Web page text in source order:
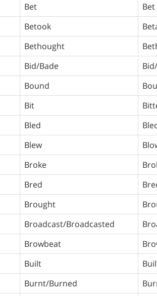
Bet
Bet
Betook
Bethought
Bid/Bade
Bound
Bit
Bled
Blew
Broke
Bred
Brought
Broadcast/Broadcasted
Browbeat
Built
Burnt/Burned